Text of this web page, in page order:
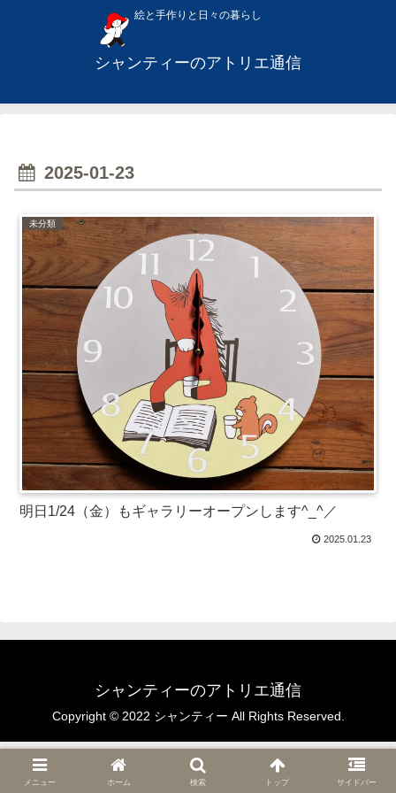
絵と手作りと日々の暮らし
シャンティーのアトリエ通信
2025-01-23
未分類
明日1/24（金）もギャラリーオープンします^_^／
2025.01.23
シャンティーのアトリエ通信
Copyright © 2022 シャンティー All Rights Reserved.
メニュー ホーム 検索 トップ サイドバー